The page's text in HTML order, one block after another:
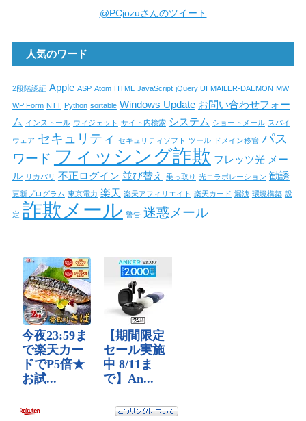
@PCjozuさんのツイート
人気のワード
2段階認証 Apple ASP Atom HTML JavaScript jQuery UI MAILER-DAEMON MW
WP Form NTT Python sortable Windows Update お問い合わせフォー
ム インストール ウィジェット サイト内検索 システム ショートメール スパイ
ウェア セキュリティ セキュリティソフト ツール ドメイン移管 パス
ワード フィッシング詐欺 フレッツ光 メー
ル リカバリ 不正ログイン 並び替え 乗っ取り 光コラボレーション 勧誘
更新プログラム 東京電力 楽天 楽天アフィリエイト 楽天カード 漏洩 環境構築 設
定 詐欺メール 警告 迷惑メール